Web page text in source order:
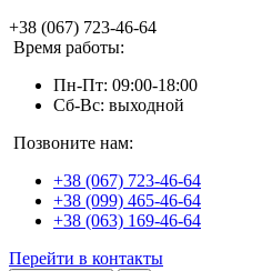
+38 (067) 723-46-64
Время работы:
Пн-Пт: 09:00-18:00
Сб-Вс: выходной
Позвоните нам:
+38 (067) 723-46-64
+38 (099) 465-46-64
+38 (063) 169-46-64
Перейти в контакты